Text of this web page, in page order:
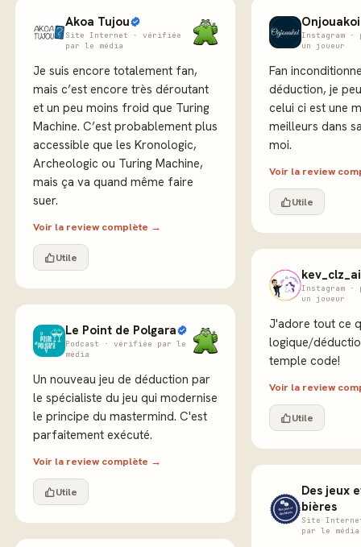
Akoa Tujou
Site Internet · vérifiée
par le média
Je suis encore totalement fan,
mais c’est encore très déroutant
et un peu moins froid que Turing
Machine. C’est probablement plus
accessible que les Kronologic,
Archeologic ou Turing Machine,
mais ça va quand même faire
suer.
Voir la review complète →
Utile
Le Point de Polgara
Podcast · vérifiée par le
média
Un nouveau jeu de déduction par
le spécialiste du jeu qui modernise
le principe du mastermind. C'est
parfaitement exécuté.
Voir la review complète →
Utile
Onjouakoi
Instagram ·
un joueur
Fan
déduction, je
celui ci est une
meilleurs dans
moi.
Voir la review
Utile
Instagram ·
un joueur
J'adore tout ce
logique/
temple code!
Voir la review
Utile
Des jeux
bières
Site
par le média